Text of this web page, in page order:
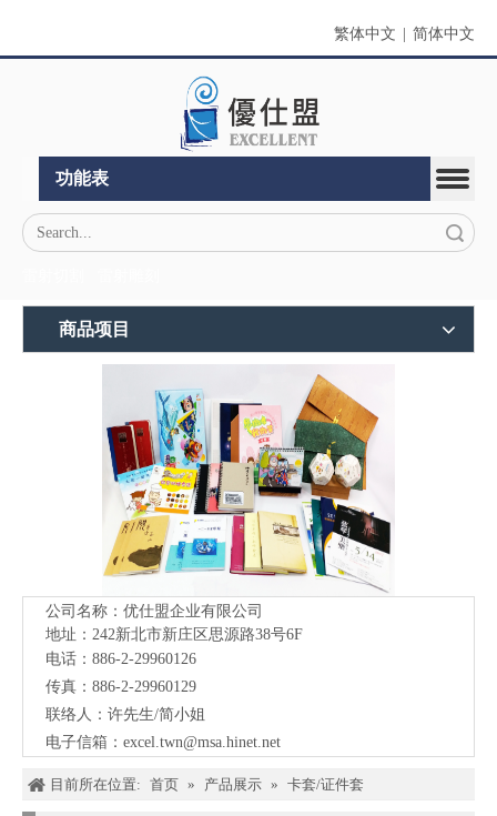
繁体中文 简体中文
功能表
商品项目
公司名称：优仕盟企业有限公司
地址：242新北市新庄区思源路38号6F
电话：886-2-29960126
传真：886-2-29960129
联络人：许先生/简小姐
电子信箱： excel.twn@msa.hinet.net
目前所在位置: 首页 » 产品展示 » 卡套/证件套